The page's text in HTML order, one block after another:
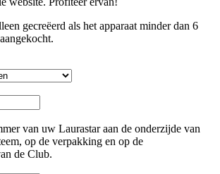
gecreëerd als het apparaat minder dan 6
van uw Laurastar aan de onderzijde van
op de verpakking en op de
de Club.